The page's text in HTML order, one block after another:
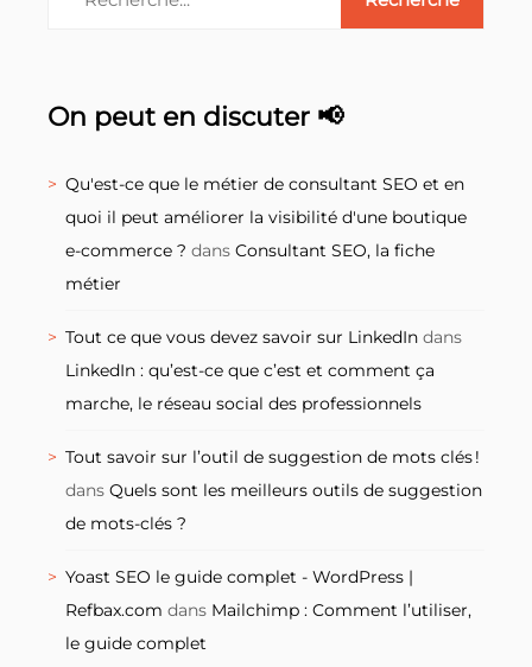
On peut en discuter 📢
Qu'est-ce que le métier de consultant SEO et en
quoi il peut améliorer la visibilité d'une boutique
e-commerce ? dans Consultant SEO, la fiche
métier
Tout ce que vous devez savoir sur LinkedIn dans
LinkedIn : qu’est-ce que c’est et comment ça
marche, le réseau social des professionnels
Tout savoir sur l’outil de suggestion de mots clés !
dans Quels sont les meilleurs outils de suggestion
de mots-clés ?
Yoast SEO le guide complet - WordPress |
Refbax.com dans Mailchimp : Comment l’utiliser,
le guide complet